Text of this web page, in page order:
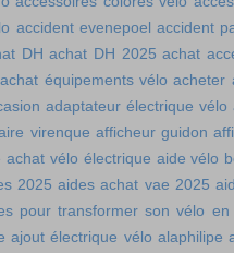
accident evenepoel accident
DH achat DH 2025 achat
achat équipements vélo acheter
adaptateur électrique vélo
virenque afficheur guidon
achat vélo électrique aide vélo
2025 aides achat vae 2025
pour transformer son vélo en
ajout électrique vélo alaphilipe